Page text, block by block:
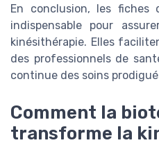
En conclusion, les
indispensable pour
kinésithérapie. Elles
des professionnels de
continue des soins
Comment la
transforme la